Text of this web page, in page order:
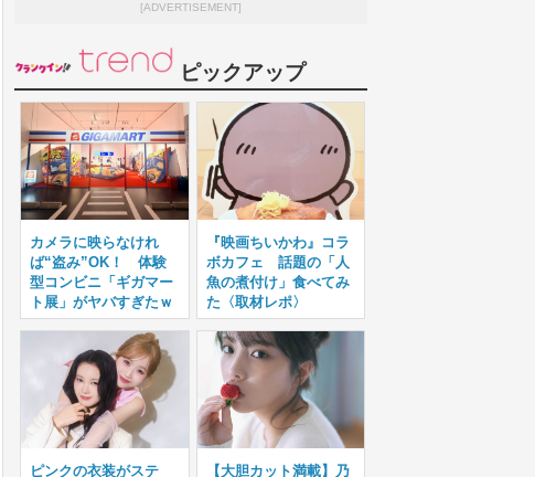
[ADVERTISEMENT]
ピックアップ
カメラに映らなけれ
ば“盗み”OK！ 体験
型コンビニ「ギガマー
ト展」がヤバすぎたｗ
『映画ちいかわ』コラ
ボカフェ 話題の「人
魚の煮付け」食べてみ
た〈取材レポ〉
ピンクの衣装がステ 【大胆カット満載】乃